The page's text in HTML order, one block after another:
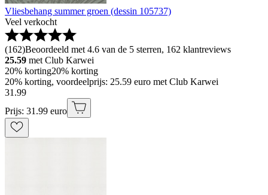
Vliesbehang summer groen (dessin 105737)
Veel verkocht
(162)Beoordeeld met 4.6 van de 5 sterren, 162 klantreviews
25.59 met Club Karwei
20% korting20% korting
20% korting, voordeelprijs: 25.59 euro met Club Karwei
31 .99
Prijs: 31.99 euro